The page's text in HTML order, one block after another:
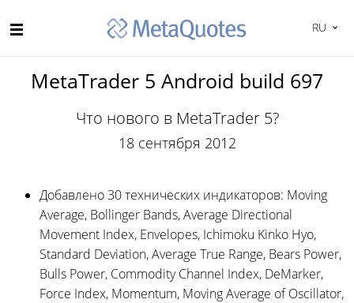
RU
MetaTrader 5 Android build 697
Что нового в MetaTrader 5?
18 сентября 2012
Добавлено 30 технических индикаторов: Moving
Average, Bollinger Bands, Average Directional
Movement Index, Envelopes, Ichimoku Kinko Hyo,
Standard Deviation, Average True Range, Bears Power,
Bulls Power, Commodity Channel Index, DeMarker,
Force Index, Momentum, Moving Average of Oscillator,